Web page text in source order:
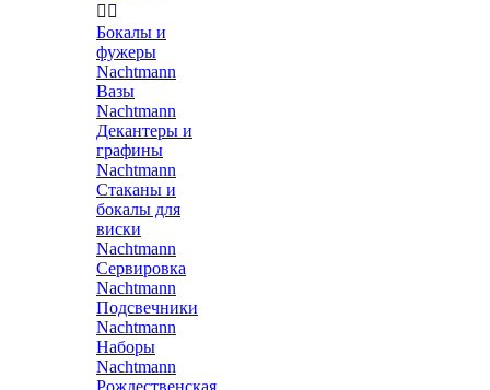
 
Бокалы и
фужеры
Nachtmann
Вазы
Nachtmann
Декантеры и
графины
Nachtmann
Стаканы и
бокалы для
виски
Nachtmann
Сервировка
Nachtmann
Подсвечники
Nachtmann
Наборы
Nachtmann
Рождественская